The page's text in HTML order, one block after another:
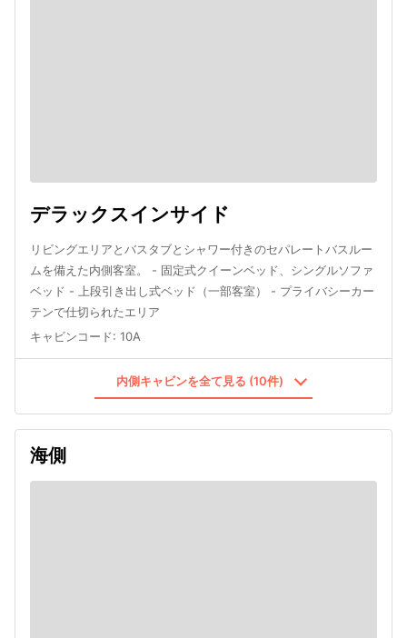
デラックスインサイド
リビングエリアとバスタブとシャワー付きのセパレートバスルー
ムを備えた内側客室。 - 固定式クイーンベッド、シングルソファ
ベッド - 上段引き出し式ベッド（一部客室） - プライバシーカー
テンで仕切られたエリア
キャビンコード: 10A
内側キャビンを全て見る (10件)
海側